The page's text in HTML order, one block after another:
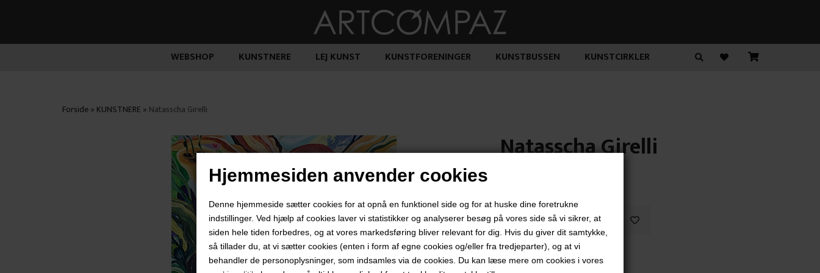
Hjemmesiden anvender cookies
Denne hjemmeside sætter cookies for at opnå en funktionel side og for at huske dine foretrukne
indstillinger. Ved hjælp af cookies laver vi statistikker og analyserer besøg på vores side så vi sikrer, at
siden hele tiden forbedres, og at vores markedsføring bliver relevant for dig. Hvis du giver dit samtykke,
så tillader du, at vi sætter cookies (enten i form af egne cookies og/eller fra tredjeparter), og at vi
behandler de personoplysninger, som indsamles via de cookies. Du kan læse mere om cookies i vores
WEBSHOP KUNSTNERE LEJ KUNST KUNSTFORENINGER KUNSTBUSSEN KUNSTCIRKLER
Forside» KUNSTNERE » Natasscha Girelli
Natasscha Girelli
"Mit hjerte - min fjord"